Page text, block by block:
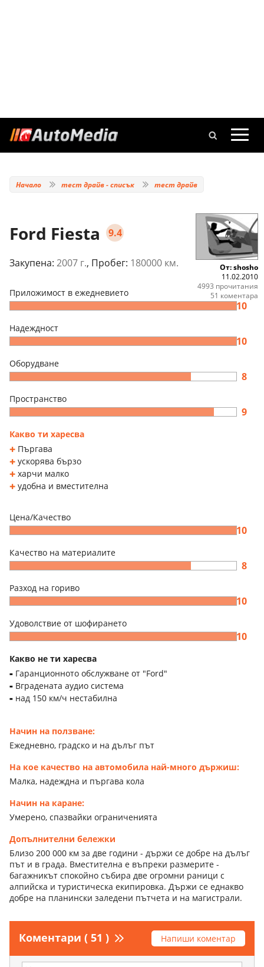
Начало тест драйв - списък тест драйв
Ford Fiesta 9.4
Закупена: 2007 г., Пробег: 180000 км.
Приложимост в ежедневието
10
Надеждност
10
Оборудване
8
Пространство
9
Какво ти харесва
Пъргава
ускорява бързо
харчи малко
удобна и вместителна
Цена/Качество
10
Качество на материалите
8
Разход на гориво
10
Удоволствие от шофирането
10
Какво не ти харесва
Гаранционното обслужване от "Ford"
Вградената аудио система
над 150 км/ч нестабилна
От: shosho
11.02.2010
4993 прочитания
51 коментара
Начин на ползване:
Ежедневно, градско и на дълъг път
На кое качество на автомобила най-много държиш:
Малка, надеждна и пъргава кола
Начин на каране:
Умерено, спазвайки ограниченията
Допълнителни бележки
Близо 200 000 км за две години - държи се добре на дълъг
път и в града. Вместителна е въпреки размерите -
багажникът спокойно събира две огромни раници с
алпийска и туристическа екипировка. Държи се еднакво
добре на планински заледени пътчета и на магистрали.
Коментари ( 51 ) Напиши коментар